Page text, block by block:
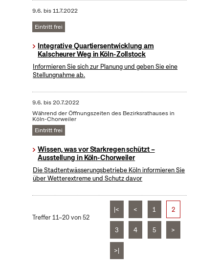
9.6. bis11.7.2022
Eintritt frei
Integrative Quartiersentwicklung am
Kalscheurer Weg in Köln-Zollstock
Informieren Sie sich zur Planung und geben Sie eine
Stellungnahme ab.
9.6. bis20.7.2022
Während der Öffnungszeiten des Bezirksrathauses in
Köln-Chorweiler
Eintritt frei
Wissen, was vor Starkregen schützt –
Ausstellung in Köln-Chorweiler
Die Stadtentwässerungsbetriebe Köln informieren Sie
über Wetterextreme und Schutz davor
Treffer 11–20 von 52
|< < 1 2
3 4 5 >
>|